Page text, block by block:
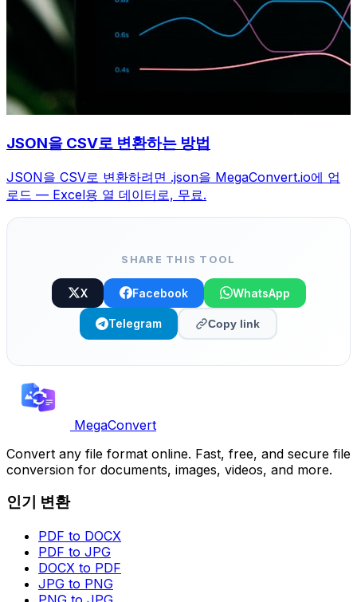
JSON을 CSV로 변환하는 방법
JSON을 CSV로 변환하려면 .json을 MegaConvert.io에 업
로드 — Excel용 열 데이터로, 무료.
SHARE THIS TOOL
X Facebook WhatsApp
Telegram Copy link
MegaConvert
Convert any file format online. Fast, free, and secure file
conversion for documents, images, videos, and more.
인기 변환
PDF to DOCX
PDF to JPG
DOCX to PDF
JPG to PNG